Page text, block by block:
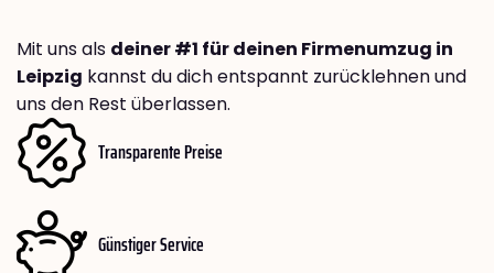
Mit uns als deiner #1 für deinen Firmenumzug in
Leipzig kannst du dich entspannt zurücklehnen und
uns den Rest überlassen.
Transparente Preise
Günstiger Service